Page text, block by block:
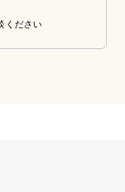
ください